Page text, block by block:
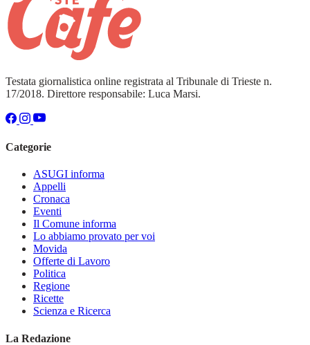
Testata giornalistica online registrata al Tribunale di Trieste n.
17/2018. Direttore responsabile: Luca Marsi.
Categorie
ASUGI informa
Appelli
Cronaca
Eventi
Il Comune informa
Lo abbiamo provato per voi
Movida
Offerte di Lavoro
Politica
Regione
Ricette
Scienza e Ricerca
La Redazione